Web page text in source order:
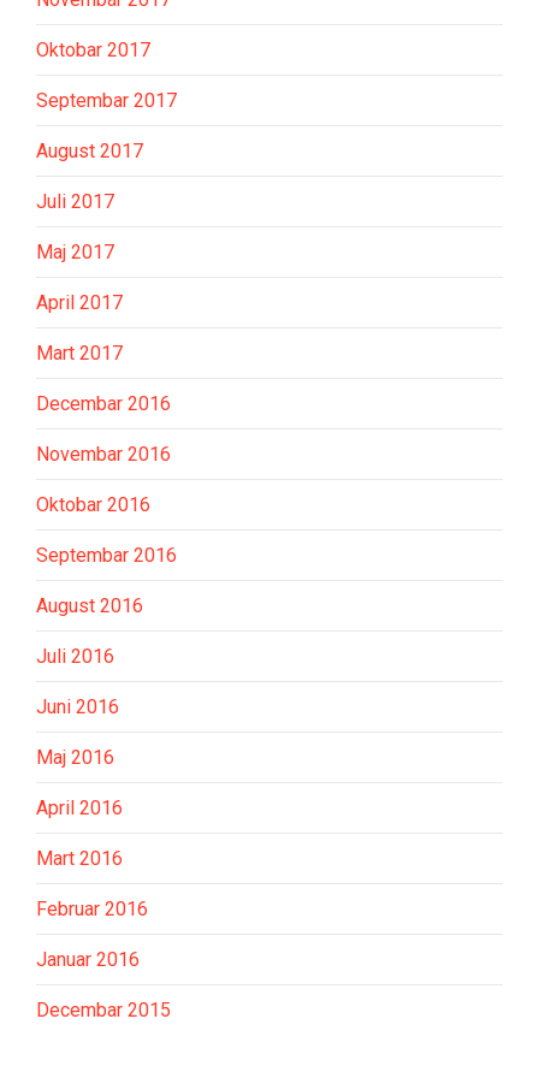
Oktobar 2017
Septembar 2017
August 2017
Juli 2017
Maj 2017
April 2017
Mart 2017
Decembar 2016
Novembar 2016
Oktobar 2016
Septembar 2016
August 2016
Juli 2016
Juni 2016
Maj 2016
April 2016
Mart 2016
Februar 2016
Januar 2016
Decembar 2015